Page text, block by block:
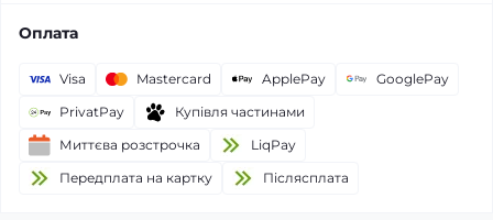
Оплата
Visa Mastercard ApplePay
GooglePay
PrivatPay
Купівля частинами
Миттєва розстрочка
LiqPay
Передплата на картку
Пiслясплата